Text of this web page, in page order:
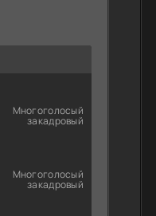
Многоголосый
закадровый
Многоголосый
закадровый